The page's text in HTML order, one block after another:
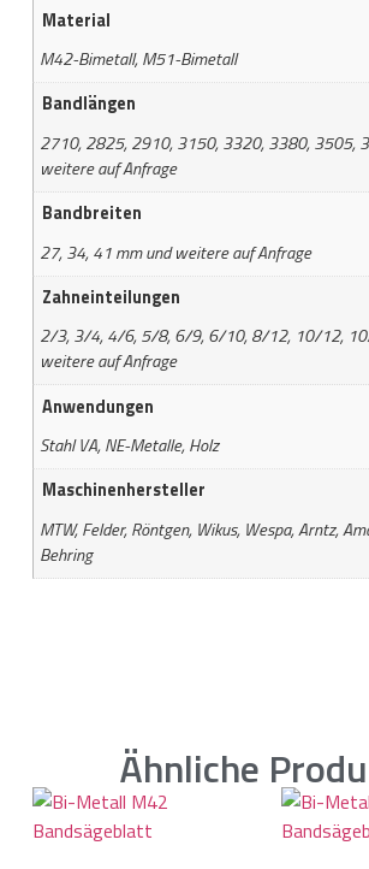
Material
M42-Bimetall, M51-Bimetall
Bandlängen
2710, 2825, 2910, 3150, 3320, 3380, 3505,
weitere auf Anfrage
Bandbreiten
27, 34, 41 mm und weitere auf Anfrage
Zahneinteilungen
2/3, 3/4, 4/6, 5/8, 6/9, 6/10, 8/12, 10/12,
weitere auf Anfrage
Anwendungen
Stahl VA, NE-Metalle, Holz
Maschinenhersteller
MTW, Felder, Röntgen, Wikus, Wespa, Arntz,
Behring
Ähnliche